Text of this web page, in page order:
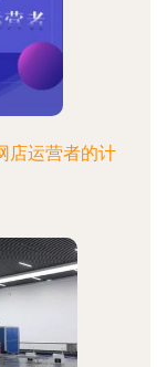
店运营者的计